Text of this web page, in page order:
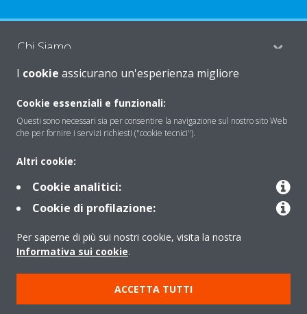
Chi Siamo
Soluzioni
Periodo di supporto definito
Gruppo Daikin Europe
Copyright © Daikin
Cookies Policy
Policy sulla protezione dei dati
I cookie assicurano un'esperienza migliore
Cookie essenziali e funzionali:
Questi sono necessari sia per consentire la navigazione sul nostro sito Web
che per fornire i servizi richiesti ("cookie tecnici").
Altri cookie:
Cookie analitici:
Cookie di profilazione:
Per saperne di più sui nostri cookie, visita la nostra
Informativa sui cookie.
ACCETTA TUTTI